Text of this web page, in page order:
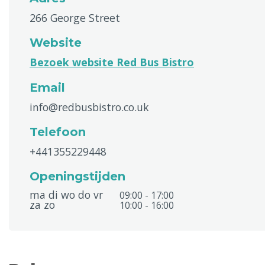
266 George Street
Website
Bezoek website Red Bus Bistro
Email
info@redbusbistro.co.uk
Telefoon
+441355229448
Openingstijden
ma di wo do vr
09:00 - 17:00
za zo 10:00 - 16:00